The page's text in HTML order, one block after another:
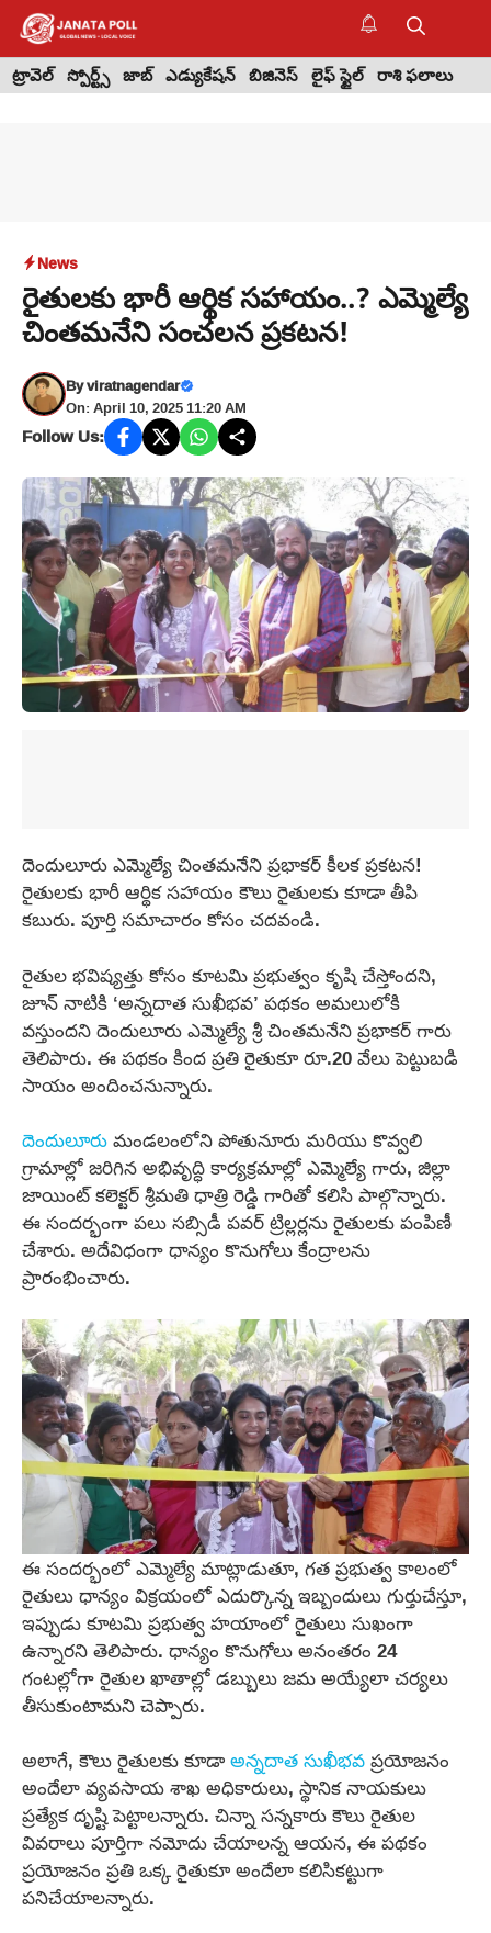
Skip
content
ట్రావెల్ స్పోర్ట్స్ జాబ్ ఎడ్యుకేషన్ బిజినెస్ లైఫ్ స్టైల్ రాశి ఫలాలు
News
రైతులకు భారీ ఆర్థిక సహాయం..? ఎమ్మెల్యే
చింతమనేని సంచలన ప్రకటన!
Byviratnagendar
On: April 10, 2025 11:20 AM
Follow Us:
దెందులూరు ఎమ్మెల్యే చింతమనేని ప్రభాకర్ కీలక ప్రకటన!
రైతులకు భారీ ఆర్థిక సహాయం కౌలు రైతులకు కూడా తీపి
కబురు. పూర్తి సమాచారం కోసం చదవండి.
రైతుల భవిష్యత్తు కోసం కూటమి ప్రభుత్వం కృషి చేస్తోందని,
జూన్ నాటికి ‘అన్నదాత సుఖీభవ’ పథకం అమలులోకి
వస్తుందని దెందులూరు ఎమ్మెల్యే శ్రీ చింతమనేని ప్రభాకర్ గారు
తెలిపారు. ఈ పథకం కింద ప్రతి రైతుకూ రూ.20 వేలు పెట్టుబడి
సాయం అందించనున్నారు.
దెందులూరుమండలంలోని పోతునూరు మరియు కొవ్వలి
గ్రామాల్లో జరిగిన అభివృద్ధి కార్యక్రమాల్లో ఎమ్మెల్యే గారు, జిల్లా
జాయింట్ కలెక్టర్ శ్రీమతి ధాత్రి రెడ్డి గారితో కలిసి పాల్గొన్నారు.
ఈ సందర్భంగా పలు సబ్సిడీ పవర్ ట్రిల్లర్లను రైతులకు పంపిణీ
చేశారు. అదేవిధంగా ధాన్యం కొనుగోలు కేంద్రాలను
ప్రారంభించారు.
ఈ సందర్భంలో ఎమ్మెల్యే మాట్లాడుతూ, గత ప్రభుత్వ కాలంలో
రైతులు ధాన్యం విక్రయంలో ఎదుర్కొన్న ఇబ్బందులు గుర్తుచేస్తూ,
ఇప్పుడు కూటమి ప్రభుత్వ హయాంలో రైతులు సుఖంగా
ఉన్నారని తెలిపారు. ధాన్యం కొనుగోలు అనంతరం 24
గంటల్లోగా రైతుల ఖాతాల్లో డబ్బులు జమ అయ్యేలా చర్యలు
తీసుకుంటామని చెప్పారు.
అలాగే, కౌలు రైతులకు కూడాఅన్నదాత సుఖీభవప్రయోజనం
అందేలా వ్యవసాయ శాఖ అధికారులు, స్థానిక నాయకులు
ప్రత్యేక దృష్టి పెట్టాలన్నారు. చిన్నా సన్నకారు కౌలు రైతుల
వివరాలు పూర్తిగా నమోదు చేయాలన్న ఆయన, ఈ పథకం
ప్రయోజనం ప్రతి ఒక్క రైతుకూ అందేలా కలిసికట్టుగా
పనిచేయాలన్నారు.